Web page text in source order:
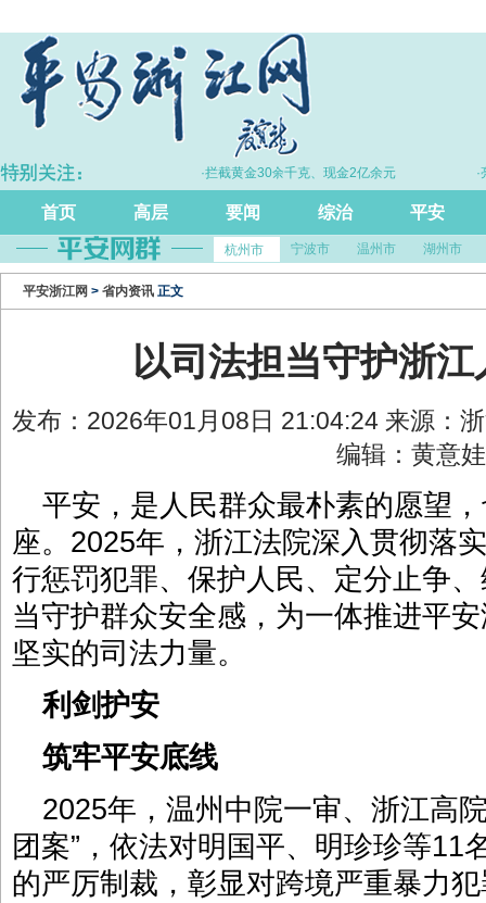
体系 ·拦截黄金30余千克、现金2亿余元 ·亮相“
首页 高层 要闻 综治 平安
杭州市 宁波市 温州市 湖州市
平安浙江网 > 省内资讯 正文
以司法担当守护浙
发布：2026年01月08日 21:04:24 来源：
编辑：黄意
平安，是人民群众最朴素的愿望
座。2025年，浙江法院深入贯彻落
行惩罚犯罪、保护人民、定分止争
当守护群众安全感，为一体推进平
坚实的司法力量。
利剑护安
筑牢平安底线
2025年，温州中院一审、浙江高
团案”，依法对明国平、明珍珍等11
的严厉制裁，彰显对跨境严重暴力